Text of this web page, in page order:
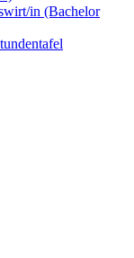
in (Bachelor